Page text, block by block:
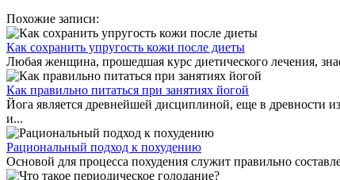
Похожие записи:
Как сохранить упругость кожи после диеты
Любая женщина, прошедшая курс диетического лечения,
Как правильно питаться при занятиях йогой
Йога является древнейшей дисциплиной, еще в древности
и...
Рациональный подход к похудению
Основой для процесса похудения служит правильно